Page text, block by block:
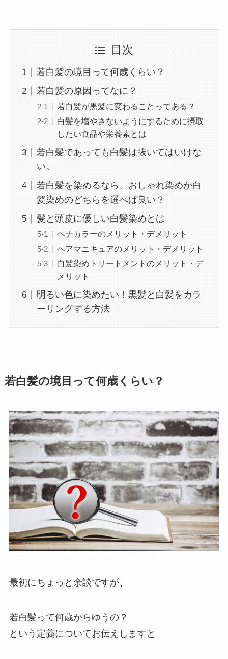
目次
若白髪の境目って何歳くらい？
若白髪の原因ってなに？
若白髪が黒髪に変わることってある？
白髪を増やさないようにするために摂取
したい食品や栄養素とは
若白髪であっても白髪は抜いてはいけな
い。
若白髪を染めるなら、おしゃれ染めか白
髪染めのどちらを選べば良い？
髪と頭皮に優しい白髪染めとは
ヘナカラーのメリット・デメリット
ヘアマニキュアのメリット・デメリット
白髪染めトリートメントのメリット・デ
メリット
明るい色に染めたい！黒髪と白髪をカラ
ーリングする方法
若白髪の境目って何歳くらい？
最初にちょっと余談ですが、
若白髪って何歳からゆうの？
という定義についてお伝えしますと